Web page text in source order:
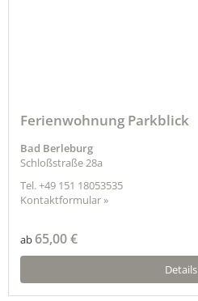
Ferienwohnung Parkblick
Bad Berleburg
Schloßstraße 28a
Tel. +49 151 18053535
Kontaktformular »
ab65,00 €
Details